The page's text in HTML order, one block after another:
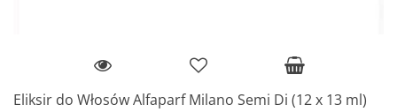
Eliksir do Włosów Alfaparf Milano Semi Di (12 x 13 ml)